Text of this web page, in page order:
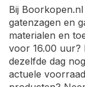
Bij
gatenzagen en
materialen en
voor 16.00 uur?
dezelfde dag
actuele